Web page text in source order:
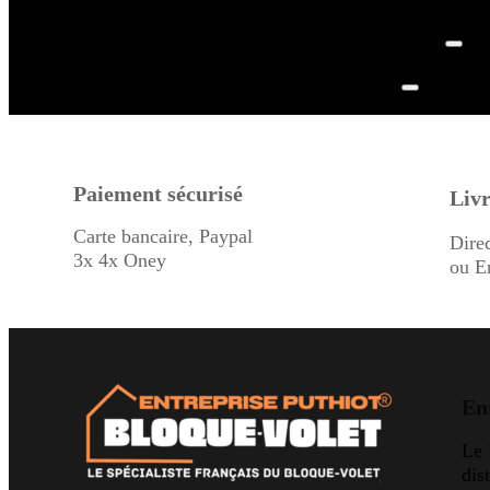
Paiement sécurisé
Carte bancaire, Paypal
3x 4x Oney
ou
Le